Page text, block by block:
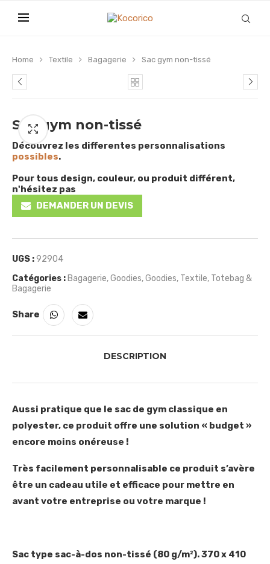
Home Textile Bagagerie Sac gym non-tissé
Sac gym non-tissé
Découvrez les differentes personnalisations
possibles.
Pour tous design, couleur, ou produit différent,
n'hésitez pas
DEMANDER UN DEVIS
UGS :92904
Catégories : Bagagerie,Goodies,Goodies, Textile, Totebag &
Bagagerie
Share
DESCRIPTION
Aussi pratique que le sac de gym classique en
polyester, ce produit offre une solution « budget »
encore moins onéreuse !
Très facilement personnalisable ce produit s’avère
être un cadeau utile et efficace pour mettre en
avant votre entreprise ou votre marque !
Sac type sac-à-dos non-tissé (80 g/m²). 370 x 410